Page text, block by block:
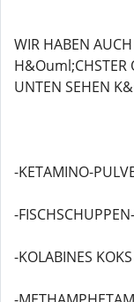
WIR HABEN
H&Ouml;CHSTER
UNTEN SEHEN
-KETAMINO-
-
-KOLABINES KOKS